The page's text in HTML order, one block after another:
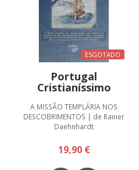
ESGOTADO
Portugal
Cristianíssimo
A MISSÃO TEMPLÁRIA NOS
DESCOBRIMENTOS | de Rainer
Daehnhardt
19,90 €